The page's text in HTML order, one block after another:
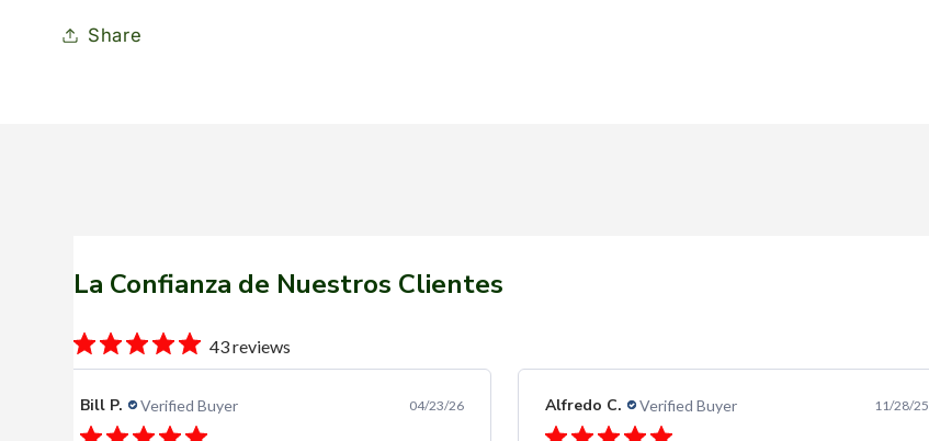
Share
La Confianza de Nuestros Clientes
43 reviews
Bill P. Verified Buyer 04/23/26 Alfredo C. Verified Buyer 11/28/25